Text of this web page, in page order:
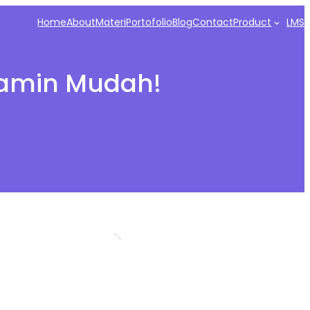
HomeAboutMateriPortofolioBlogContactProduct LMS
Mudah!